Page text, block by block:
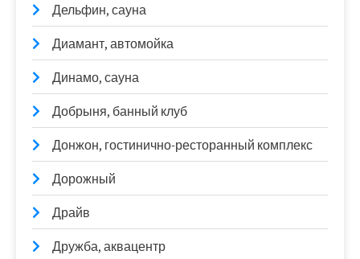
Дельфин, сауна
Диамант, автомойка
Динамо, сауна
Добрыня, банный клуб
Донжон, гостинично-ресторанный комплекс
Дорожный
Драйв
Дружба, аквацентр